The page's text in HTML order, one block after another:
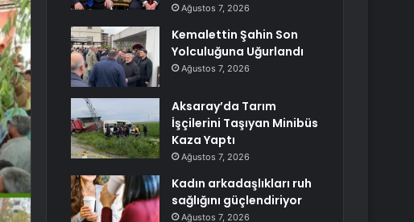
Ağustos 7, 2026
Kemalettin Şahin Son
Yolculuğuna Uğurlandı
Ağustos 7, 2026
Aksaray’da Tarım
İşçilerini Taşıyan Minibüs
Kaza Yaptı
Ağustos 7, 2026
Kadın arkadaşlıkları ruh
sağlığını güçlendiriyor
Ağustos 7, 2026